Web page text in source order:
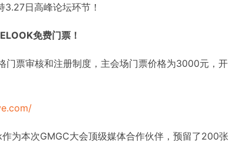
日高峰论坛环节！
免费门票！
门票审核和注册制度，主会场门票价格为3000元，开
为本次GMGC大会顶级媒体合作伙伴，预留了200张